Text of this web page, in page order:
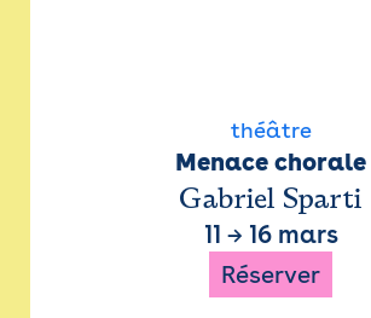
théâtre
Menace chorale
Gabriel Sparti
11 → 16 mars
Réserver